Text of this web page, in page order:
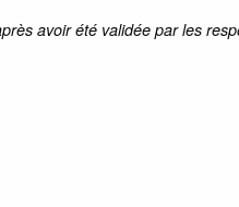
avoir été validée par les